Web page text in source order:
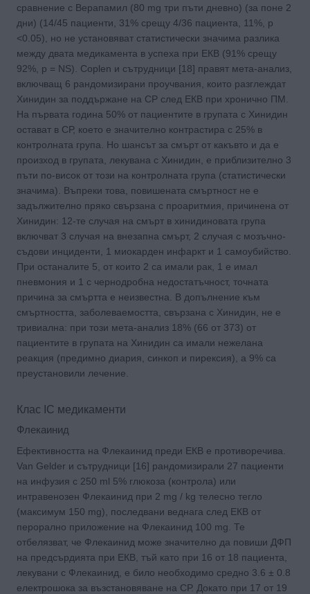
сравнение с Верапамил (80 mg три пъти дневно) (за поне 2
дни) (14/45 пациенти, 31% срещу 4/36 пациента, 11%, р
<0.05), но не установяват статистически значима разлика
между двата медикамента в успеха при ЕКВ (91% срещу
92%, p = NS). Coplen и сътрудници [18] правят мета-анализ,
включващ 6 рандомизирани проучвания, които разглеждат
Хинидин за поддържане на СР след ЕКВ при хронично ПМ.
На първата година 50% от пациентите в групата с Хинидин
остават в СР, което е значителнo контрастира с 25% в
контролната група. Но шансът за смърт от какъвто и да е
произход в групата, лекувана с Хинидин, е приблизително 3
пъти по-висок от този на контролната група (статистически
значима). Въпреки това, повишената смъртност не е
задължително пряко свързана с проаритмия, причинена от
Хинидин: 12-те случая на смърт в хинидиновата група
включват 3 случая на внезапна смърт, 2 случая с мозъчно-
съдови инциденти, 1 миокарден инфаркт и 1 самоубийство.
При останалите 5, от които 2 са имали рак, 1 е имал
пневмония и 1 с чернодробна недостатъчност, точната
причина за смъртта е неизвестна. В допълнение към
смъртността, заболеваемостта, свързана с Хинидин, не е
тривиална: при този мета-анализ 18% (66 от 373) от
пациентите в групата на Хинидин са имали нежелана
реакция (предимно диария, синкоп и пирексия), а 9% са
преустановили лечение.
Клас IC медикаменти
Флекаинид
Ефективността на Флекаинид преди ЕКВ е противоречива.
Van Gelder и сътрудници [16] рандомизирали 27 пациенти
на инфузия с 250 ml 5% глюкоза (контрола) или
интравенозен Флекаинид при 2 mg / kg телесно тегло
(максимум 150 mg), последвани веднага след ЕКВ от
перорално приложение на Флекаинид 100 mg. Те
отбелязват, че Флекаинид може значително да повиши ДФП
на предсърдията при ЕКВ, тъй като при 16 от 18 пациента,
лекувани с Флекаинид, е било необходимо средно 3.6 ± 0.8
електрошока за възстановяване на СР. Докато при 17 от 19